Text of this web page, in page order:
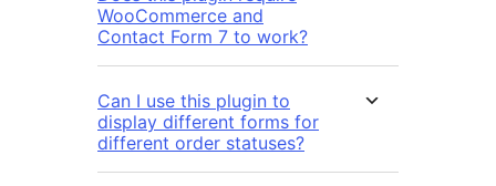
WooCommerce and
Contact Form 7 to work?
Can I use this plugin to
display different forms for
different order statuses?